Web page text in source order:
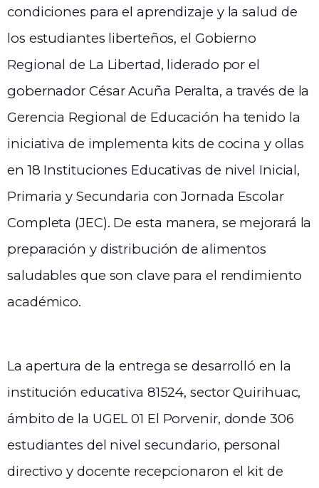
condiciones para el aprendizaje y la salud de
los estudiantes liberteños, el Gobierno
Regional de La Libertad, liderado por el
gobernador César Acuña Peralta, a través de la
Gerencia Regional de Educación ha tenido la
iniciativa de implementa kits de cocina y ollas
en 18 Instituciones Educativas de nivel Inicial,
Primaria y Secundaria con Jornada Escolar
Completa (JEC). De esta manera, se mejorará la
preparación y distribución de alimentos
saludables que son clave para el rendimiento
académico.
La apertura de la entrega se desarrolló en la
institución educativa 81524, sector Quirihuac,
ámbito de la UGEL 01 El Porvenir, donde 306
estudiantes del nivel secundario, personal
directivo y docente recepcionaron el kit de